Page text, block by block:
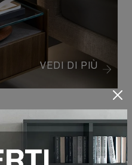
VEDI DI PIÙ
COMÒ